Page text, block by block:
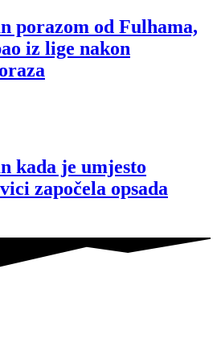
porazom od Fulhama,
iz lige nakon
kada je umjesto
započela opsada